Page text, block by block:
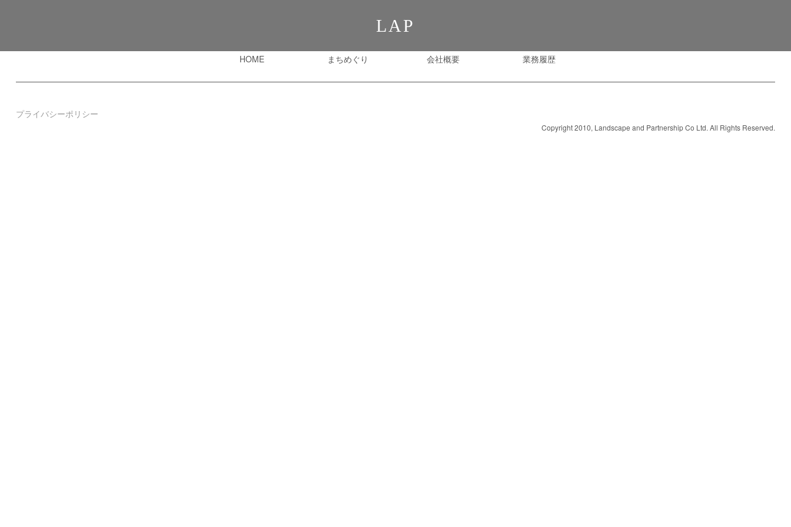
LAP
HOME まちめぐり 会社概要 業務履歴
プライバシーポリシー
Copyright 2010, Landscape and Partnership Co Ltd. All Rights Reserved.